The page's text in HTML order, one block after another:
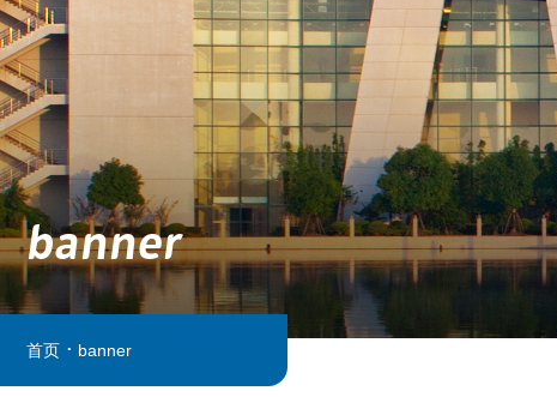
banner
首页 . banner